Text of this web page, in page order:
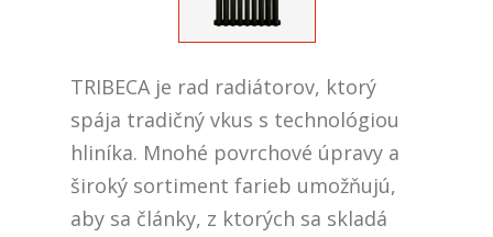
TRIBECA je rad radiátorov, ktorý
spája tradičný vkus s technológiou
hliníka. Mnohé povrchové úpravy a
široký sortiment farieb umožňujú,
aby sa články, z ktorých sa skladá